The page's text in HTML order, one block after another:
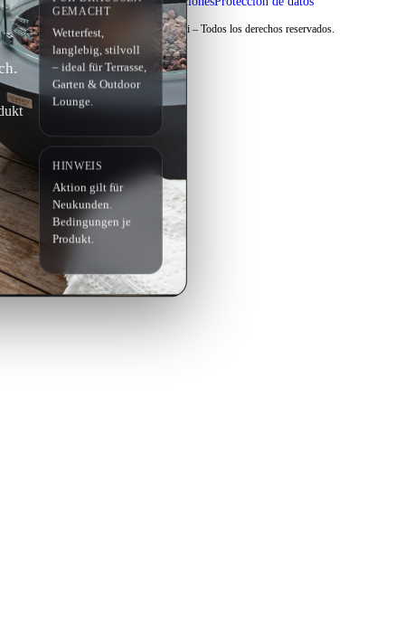
Copyright © 2026 Elementi – Todos los derechos reservados.
EMACHT
Wetterfest,
langlebig, stilvoll
– ideal für Terrasse,
Garten & Outdoor
Lounge.
HINWEIS
Aktion gilt für
Neukunden.
Bedingungen je
Produkt.